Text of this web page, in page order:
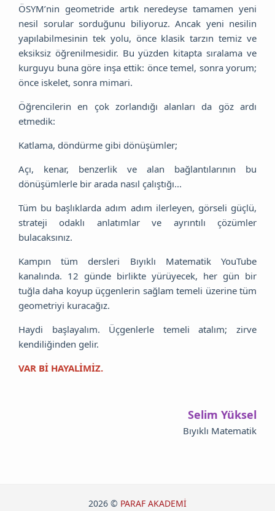
ÖSYM’nin geometride artık neredeyse tamamen yeni
nesil sorular sorduğunu biliyoruz. Ancak yeni nesilin
yapılabilmesinin tek yolu, önce klasik tarzın temiz ve
eksiksiz öğrenilmesidir. Bu yüzden kitapta sıralama ve
kurguyu buna göre inşa ettik: önce temel, sonra yorum;
önce iskelet, sonra mimari.
Öğrencilerin en çok zorlandığı alanları da göz ardı
etmedik:
Katlama, döndürme gibi dönüşümler;
Açı, kenar, benzerlik ve alan bağlantılarının bu
dönüşümlerle bir arada nasıl çalıştığı...
Tüm bu başlıklarda adım adım ilerleyen, görseli güçlü,
strateji odaklı anlatımlar ve ayrıntılı çözümler
bulacaksınız.
Kampın tüm dersleri Bıyıklı Matematik YouTube
kanalında. 12 günde birlikte yürüyecek, her gün bir
tuğla daha koyup üçgenlerin sağlam temeli üzerine tüm
geometriyi kuracağız.
Haydi başlayalım. Üçgenlerle temeli atalım; zirve
kendiliğinden gelir.
VAR Bİ HAYALİMİZ.
Selim Yüksel
Bıyıklı Matematik
2026 © PARAF AKADEMİ